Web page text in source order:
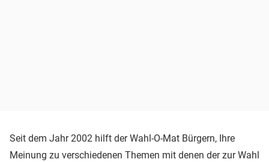
Seit dem Jahr 2002 hilft der Wahl-O-Mat Bürgern, Ihre
Meinung zu verschiedenen Themen mit denen der zur Wahl